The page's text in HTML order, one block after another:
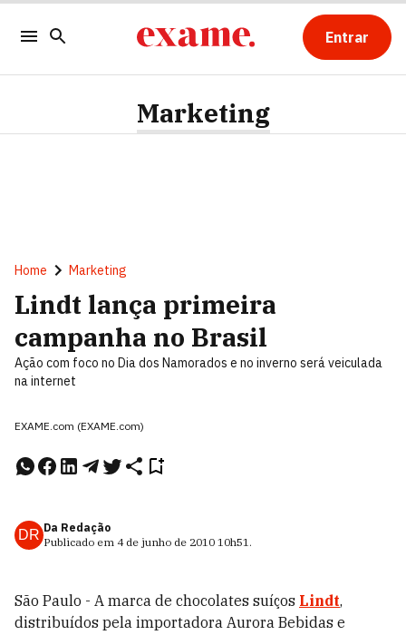
Entrar
Marketing
Home Marketing
Lindt lança primeira
campanha no Brasil
Ação com foco no Dia dos Namorados e no inverno será veiculada
na internet
EXAME.com (EXAME.com)
DR Da Redação
Publicado em 4 de junho de 2010 10h51.
São Paulo - A marca de chocolates suíços Lindt,
distribuídos pela importadora Aurora Bebidas e